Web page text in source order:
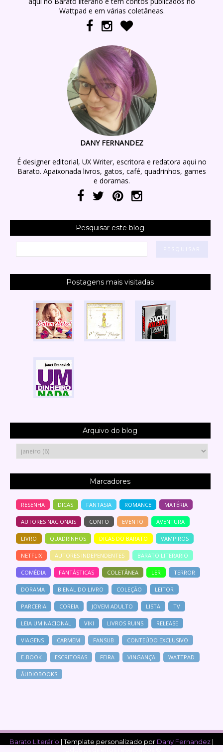
Wattpad e em várias coletâneas.
DANY FERNANDEZ
É designer editorial, UX Writer, escritora e redatora aqui no
Barato. Apaixonada livros, gatos, café, quadrinhos, games
e doramas.
Pesquisar este blog
Postagens mais visitadas
Arquivo do blog
Marcadores
RESENHA DICAS FANTASIA ROMANCE MATÉRIA
AUTORES NACIONAIS CONTO EVENTO AVENTURA
LIVRO QUADRINHOS DICAS DO BARATO VAMPIROS
NETFLIX AUTORES INDEPENDENTES BARATO LITERARIO
COMÉDIA FANTÁSTICAS COLETÂNEA LER TERROR
DORAMA BIENAL DO LIVRO COLEÇÃO LEITOR
PARCERIA COREIA JOVEM ADULTO LISTA TV
LEIA UM NACIONAL VIKI LIVROS RUINS RELEASE
VIAGENS CARMEM FANSUB CONTEÚDO EXCLUSIVO
E-BOOK ESCRITORAS FEIRA VINGANÇA WATTPAD
ÁUDIOBOOKS
Barato Literário | Template personalizado por Dany Fernandez |